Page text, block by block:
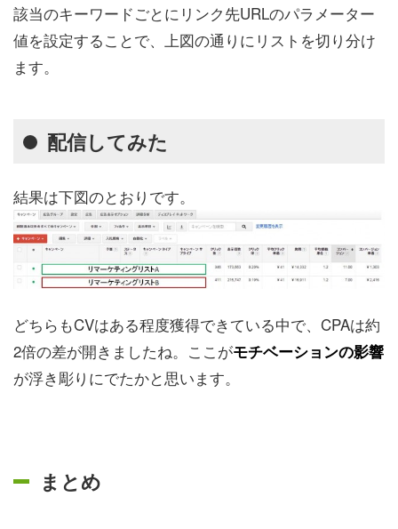
該当のキーワードごとにリンク先URLのパラメーター
値を設定することで、上図の通りにリストを切り分け
ます。
配信してみた
結果は下図のとおりです。
どちらもCVはある程度獲得できている中で、CPAは約
2倍の差が開きましたね。ここがモチベーションの影響
が浮き彫りにでたかと思います。
まとめ